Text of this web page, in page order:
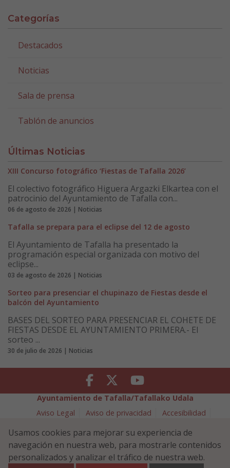
Categorías
Destacados
Noticias
Sala de prensa
Tablón de anuncios
Últimas Noticias
XIII Concurso fotográfico ‘Fiestas de Tafalla 2026’
El colectivo fotográfico Higuera Argazki Elkartea con el
patrocinio del Ayuntamiento de Tafalla con...
06 de agosto de 2026 | Noticias
Tafalla se prepara para el eclipse del 12 de agosto
El Ayuntamiento de Tafalla ha presentado la
programación especial organizada con motivo del
eclipse...
03 de agosto de 2026 | Noticias
Sorteo para presenciar el chupinazo de Fiestas desde el
balcón del Ayuntamiento
BASES DEL SORTEO PARA PRESENCIAR EL COHETE DE
FIESTAS DESDE EL AYUNTAMIENTO PRIMERA.- El
sorteo ...
30 de julio de 2026 | Noticias
Facebook Twitter Youtube
Ayuntamiento de Tafalla/Tafallako Udala
Aviso Legal
Aviso de privacidad
Accesibilidad
Política de Seguridad de la Información
Plaza Navarra 5 - 31300 Tafalla (NAVARRA)
948 70 18 11
ayuntamiento@tafalla.es
Usamos cookies para mejorar su experiencia de
navegación en nuestra web, para mostrarle contenidos
personalizados y analizar el tráfico de nuestra web.